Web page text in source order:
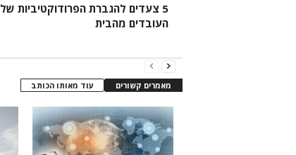
5 צעדים להגברת הפרודוקטיביות של
העובדים מהבית
מאמרים קשורים עוד מאותו הכותב